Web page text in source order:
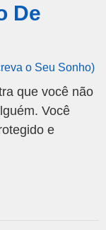
De
o Seu Sonho)
que você não
Você
e